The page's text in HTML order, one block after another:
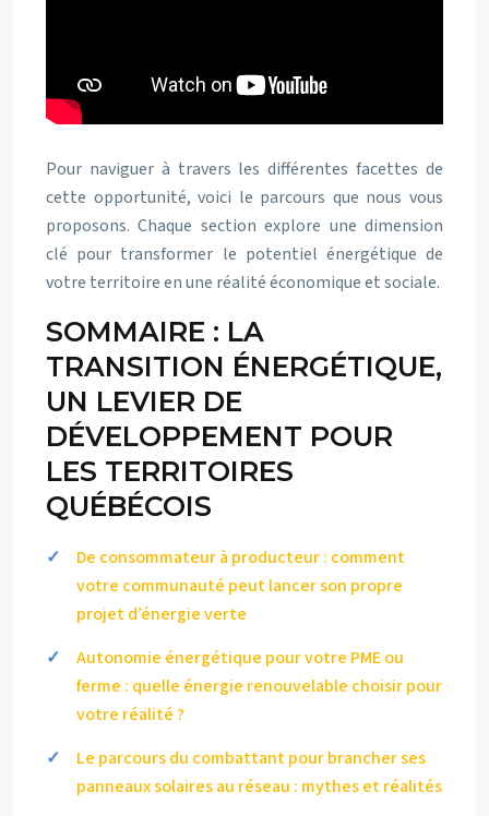
Pour naviguer à travers les différentes facettes de
cette opportunité, voici le parcours que nous vous
proposons. Chaque section explore une dimension
clé pour transformer le potentiel énergétique de
votre territoire en une réalité économique et sociale.
SOMMAIRE : LA
TRANSITION ÉNERGÉTIQUE,
UN LEVIER DE
DÉVELOPPEMENT POUR
LES TERRITOIRES
QUÉBÉCOIS
De consommateur à producteur : comment
votre communauté peut lancer son propre
projet d’énergie verte
Autonomie énergétique pour votre PME ou
ferme : quelle énergie renouvelable choisir pour
votre réalité ?
Le parcours du combattant pour brancher ses
panneaux solaires au réseau : mythes et réalités